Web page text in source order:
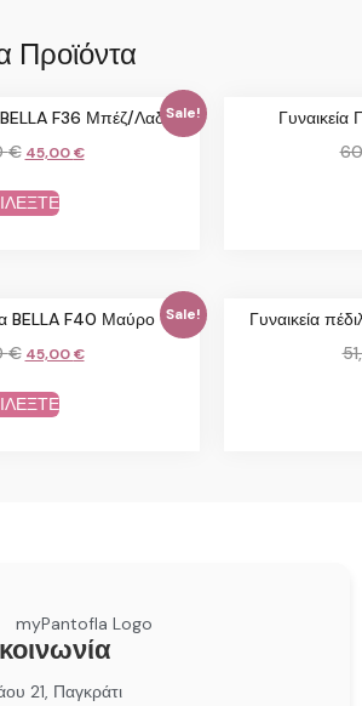
Προϊόντα
Sale!
BELLA F36 Μπέζ/Λαδί
€ 45,00€
Γυναικεία
Sale!
BELLA F40 Μαύρο
€ 45,00€
Γυναικεία
21, Παγκράτι